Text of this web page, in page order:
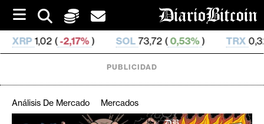
i
t
o
) SOL73,72 (0,53%) TRX 0,327 488 ( 0,17%)
PUBLICIDAD
Análisis De Mercado Mercados